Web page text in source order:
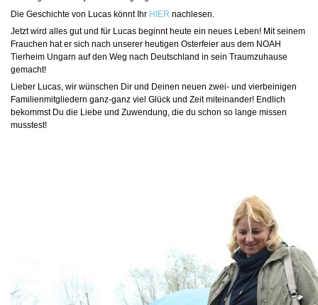
Die Geschichte von Lucas könnt Ihr HIER nachlesen.
Jetzt wird alles gut und für Lucas beginnt heute ein neues Leben! Mit seinem
Frauchen hat er sich nach unserer heutigen Osterfeier aus dem NOAH
Tierheim Ungarn auf den Weg nach Deutschland in sein Traumzuhause
gemacht!
Lieber Lucas, wir wünschen Dir und Deinen neuen zwei- und vierbeinigen
Familienmitgliedern ganz-ganz viel Glück und Zeit miteinander! Endlich
bekommst Du die Liebe und Zuwendung, die du schon so lange missen
musstest!